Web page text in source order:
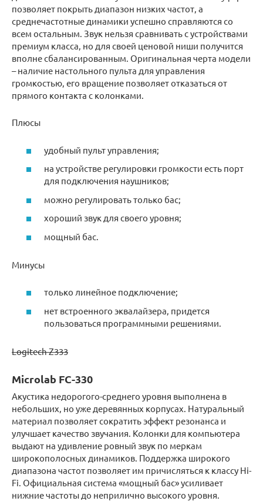
позволяет покрыть диапазон низких частот, а
среднечастотные динамики успешно справляются со
всем остальным. Звук нельзя сравнивать с устройствами
премиум класса, но для своей ценовой ниши получится
вполне сбалансированным. Оригинальная черта модели
– наличие настольного пульта для управления
громкостью, его вращение позволяет отказаться от
прямого контакта с колонками.
Плюсы
удобный пульт управления;
на устройстве регулировки громкости есть порт
для подключения наушников;
можно регулировать только бас;
хороший звук для своего уровня;
мощный бас.
Минусы
только линейное подключение;
нет встроенного эквалайзера, придется
пользоваться программными решениями.
Logitech Z333
Microlab FC-330
Акустика недорогого-среднего уровня выполнена в
небольших, но уже деревянных корпусах. Натуральный
материал позволяет сократить эффект резонанса и
улучшает качество звучания. Колонки для компьютера
выдают на удивление ровный звук по меркам
широкополосных динамиков. Поддержка широкого
диапазона частот позволяет им причисляться к классу Hi-
Fi. Официальная система «мощный бас» усиливает
нижние частоты до неприлично высокого уровня.